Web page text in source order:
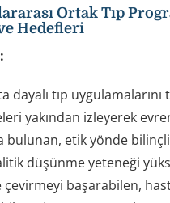
Ortak Tıp
Hedefleri
dayalı tıp uygulamalarını
yakından izleyerek
bulunan, etik yönde
düşünme yeteneği
başarabilen,